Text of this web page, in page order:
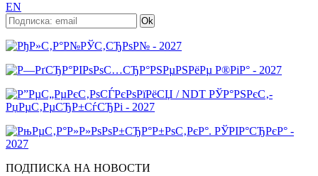
EN
ПОДПИСКА НА НОВОСТИ